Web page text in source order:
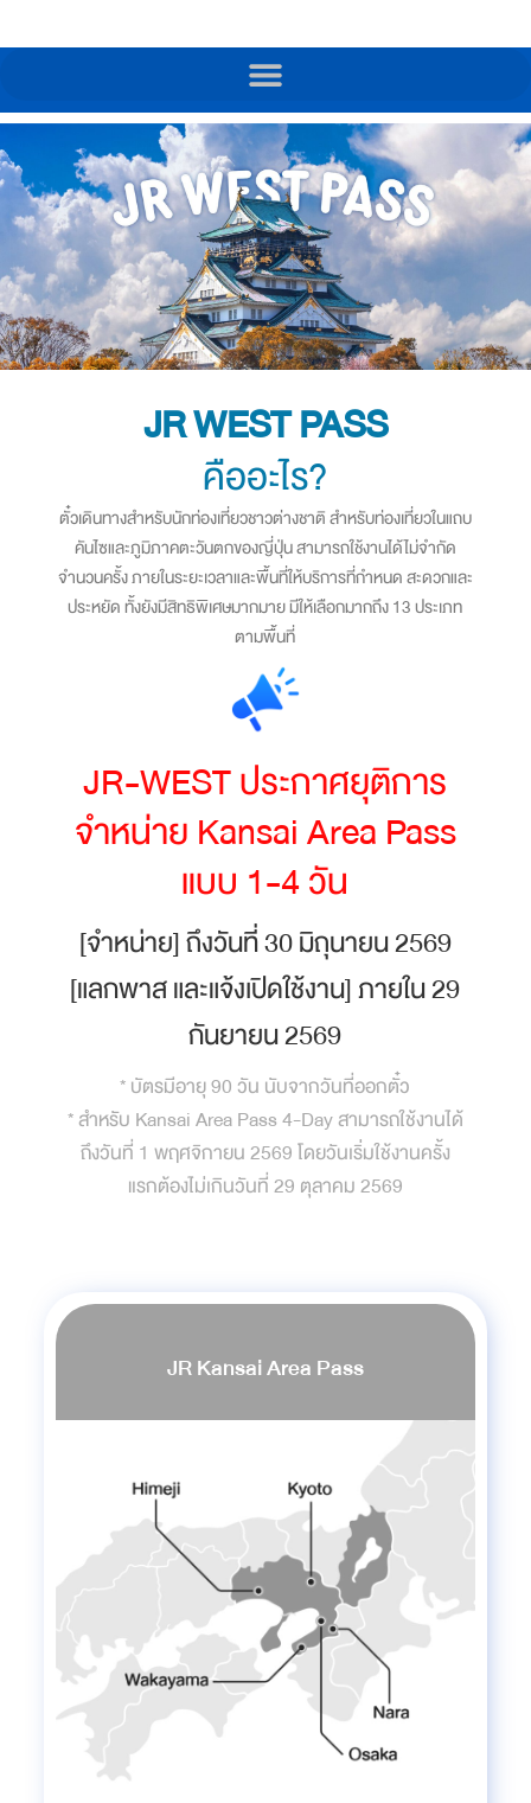
JR WEST PASS
คืออะไร?
ตั๋วเดินทางสำหรับนักท่องเที่ยวชาวต่างชาติ สำหรับท่องเที่ยวในแถบ
คันไซและภูมิภาคตะวันตกของญี่ปุ่น สามารถใช้งานได้ไม่จำกัด
จำนวนครั้ง ภายในระยะเวลาและพื้นที่ให้บริการที่กำหนด สะดวกและ
ประหยัด ทั้งยังมีสิทธิพิเศษมากมาย มีให้เลือกมากถึง 13 ประเภท
ตามพื้นที่
JR-WEST ประกาศยุติการ
จำหน่าย Kansai Area Pass
แบบ 1-4 วัน
[จำหน่าย] ถึงวันที่ 30 มิถุนายน 2569
[แลกพาส และแจ้งเปิดใช้งาน] ภายใน 29
กันยายน 2569
* บัตรมีอายุ 90 วัน นับจากวันที่ออกตั๋ว
* สำหรับ Kansai Area Pass 4-Day สามารถใช้งานได้
ถึงวันที่ 1 พฤศจิกายน 2569 โดยวันเริ่มใช้งานครั้ง
แรกต้องไม่เกินวันที่ 29 ตุลาคม 2569
JR Kansai Area Pass